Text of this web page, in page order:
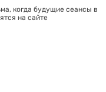
когда будущие сеансы в
на сайте